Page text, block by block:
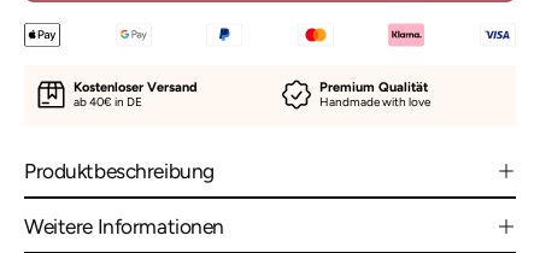
Kostenloser Versand
ab 40€ in DE
Premium Qualität
Handmade with love
Produktbeschreibung
Weitere Informationen